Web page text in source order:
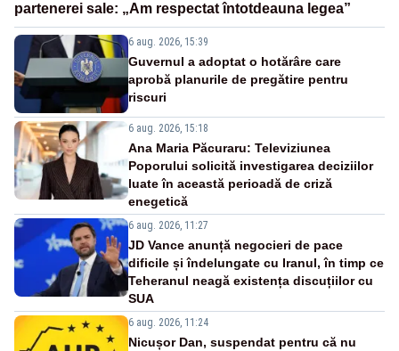
partenerei sale: „Am respectat întotdeauna legea”
6 aug. 2026, 15:39
Guvernul a adoptat o hotărâre care
aprobă planurile de pregătire pentru
riscuri
6 aug. 2026, 15:18
Ana Maria Păcuraru: Televiziunea
Poporului solicită investigarea deciziilor
luate în această perioadă de criză
enegetică
6 aug. 2026, 11:27
JD Vance anunță negocieri de pace
dificile și îndelungate cu Iranul, în timp ce
Teheranul neagă existența discuțiilor cu
SUA
6 aug. 2026, 11:24
Nicușor Dan, suspendat pentru că nu